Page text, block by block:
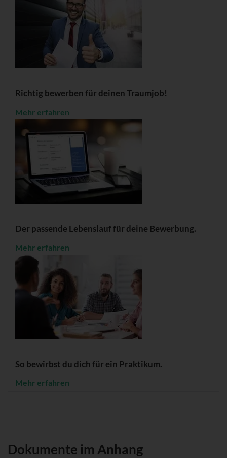
Richtig bewerben für deinen Traumjob!
Mehr erfahren
Der passende Lebenslauf für deine Bewerbung.
Mehr erfahren
So bewirbst du dich für ein Praktikum.
Mehr erfahren
Dokumente im Anhang